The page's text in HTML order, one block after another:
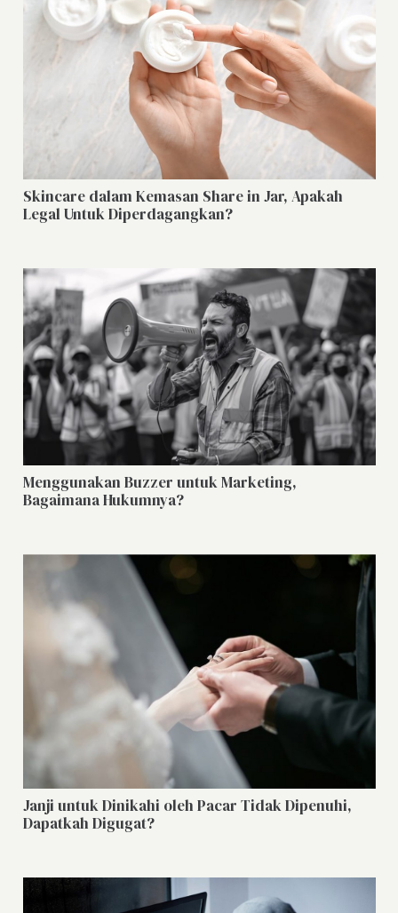
Skincare dalam Kemasan Share in Jar, Apakah
Legal Untuk Diperdagangkan?
Menggunakan Buzzer untuk Marketing,
Bagaimana Hukumnya?
Janji untuk Dinikahi oleh Pacar Tidak Dipenuhi,
Dapatkah Digugat?